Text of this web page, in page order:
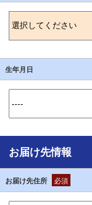
生年月日
お届け先情報
お届け先住所 必須